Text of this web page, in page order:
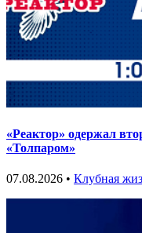
«Реактор» одержал
«Толпаром»
07.08.2026 • Клубная